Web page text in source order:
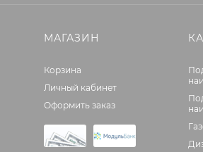
МАГАЗИН
Корзина
Личный кабинет
Оформить заказ